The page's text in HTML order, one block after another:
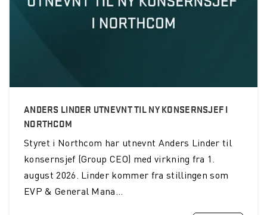
ANDERS LINDER UTNEVNT TIL NY KONSERNSJEF I
NORTHCOM
Styret i Northcom har utnevnt Anders Linder til
konsernsjef (Group CEO) med virkning fra 1.
august 2026. Linder kommer fra stillingen som
EVP & General Mana...